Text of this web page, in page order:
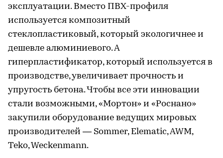
эксплуатации. Вместо ПВХ-профиля
используется композитный
стеклопластиковый, который экологичнее и
дешевле алюминиевого. А
гиперпластификатор, который используется в
производстве, увеличивает прочность и
упругость бетона. Чтобы все эти инновации
стали возможными, «Мортон» и «Роснано»
закупили оборудование ведущих мировых
производителей — Sommer, Elematic, AWM,
Teko, Weckenmann.